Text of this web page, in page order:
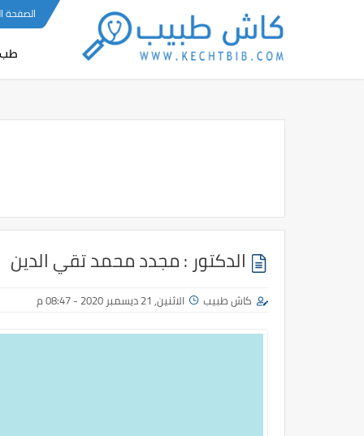
الصفحة
الدكتور : مجدد محمد تقي الدين
كاش طبيب الاثنين, 21 ديسمبر 2020 - 08:47 م